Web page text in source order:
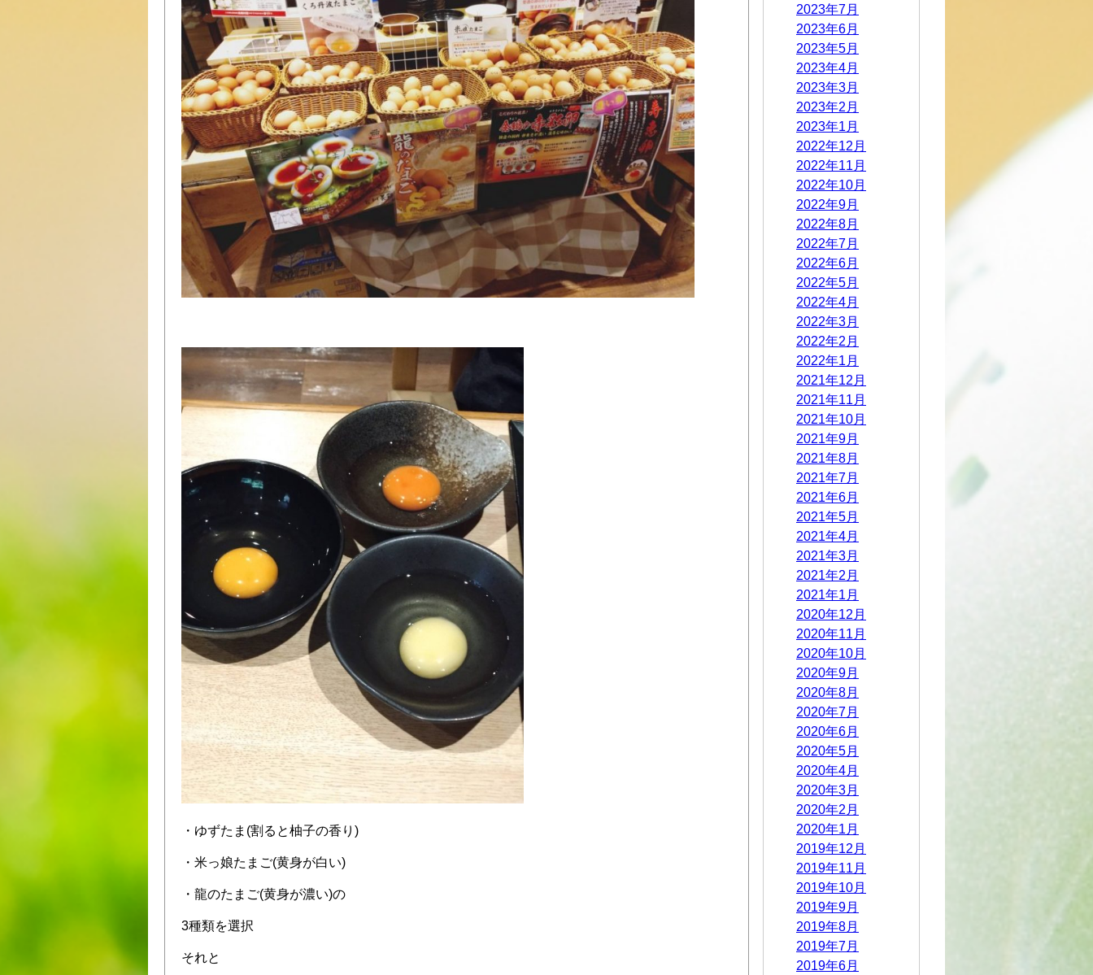
・ゆずたま(割ると柚子の香り)
・米っ娘たまご(黄身が白い)
・龍のたまご(黄身が濃い)の
3種類を選択
それと
2023年7月
2023年6月
2023年5月
2023年4月
2023年3月
2023年2月
2023年1月
2022年12月
2022年11月
2022年10月
2022年9月
2022年8月
2022年7月
2022年6月
2022年5月
2022年4月
2022年3月
2022年2月
2022年1月
2021年12月
2021年11月
2021年10月
2021年9月
2021年8月
2021年7月
2021年6月
2021年5月
2021年4月
2021年3月
2021年2月
2021年1月
2020年12月
2020年11月
2020年10月
2020年9月
2020年8月
2020年7月
2020年6月
2020年5月
2020年4月
2020年3月
2020年2月
2020年1月
2019年12月
2019年11月
2019年10月
2019年9月
2019年8月
2019年7月
2019年6月